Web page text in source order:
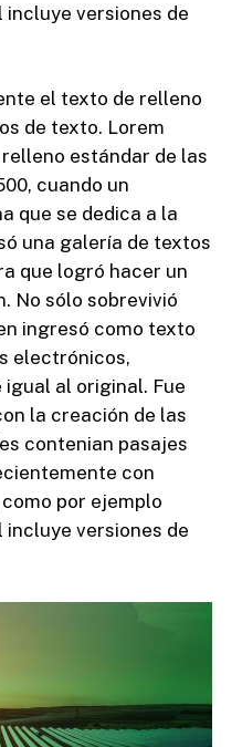
incluye versiones de
el texto de relleno
de texto. Lorem
estándar de las
cuando un
que se dedica a la
una galería de textos
que logró hacer un
No sólo sobrevivió
ingresó como texto
electrónicos,
al original. Fue
la creación de las
contenian pasajes
con
por ejemplo
versiones de